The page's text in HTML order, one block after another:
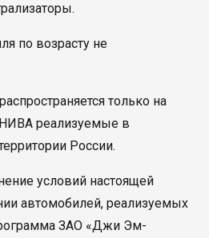
по возрасту не
только на
реализуемые в
России.
условий настоящей
автомобилей, реализуемых
ЗАО «Джи Эм-